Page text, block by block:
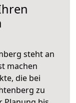
steht an
machen
die bei
zu